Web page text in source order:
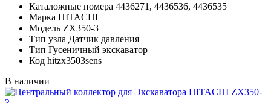
Каталожные номера 4436271, 4436536, 4436535
Марка HITACHI
Модель ZX350-3
Тип узла Датчик давления
Тип Гусеничный экскаватор
Код hitzx3503sens
В наличии